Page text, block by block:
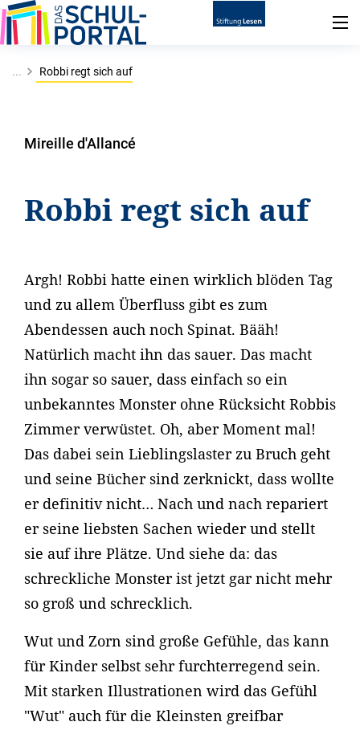
... Robbi regt sich auf
Mireille d'Allancé
Robbi regt sich auf
Argh! Robbi hatte einen wirklich blöden Tag
und zu allem Überfluss gibt es zum
Abendessen auch noch Spinat. Bääh!
Natürlich macht ihn das sauer. Das macht
ihn sogar so sauer, dass einfach so ein
unbekanntes Monster ohne Rücksicht Robbis
Zimmer verwüstet. Oh, aber Moment mal!
Das dabei sein Lieblingslaster zu Bruch geht
und seine Bücher sind zerknickt, dass wollte
er definitiv nicht… Nach und nach repariert
er seine liebsten Sachen wieder und stellt
sie auf ihre Plätze. Und siehe da: das
schreckliche Monster ist jetzt gar nicht mehr
so groß und schrecklich.
Wut und Zorn sind große Gefühle, das kann
für Kinder selbst sehr furchterregend sein.
Mit starken Illustrationen wird das Gefühl
"Wut" auch für die Kleinsten greifbar